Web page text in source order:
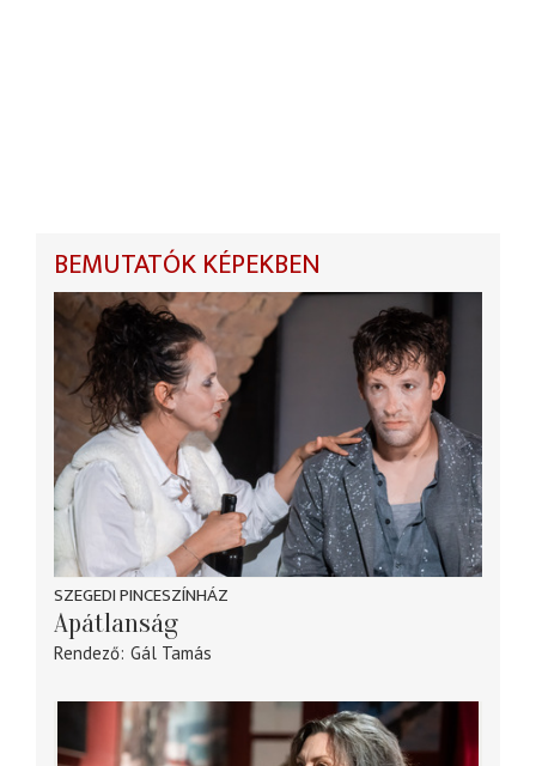
BEMUTATÓK KÉPEKBEN
SZEGEDI PINCESZÍNHÁZ
Apátlanság
Rendező Gál Tamás